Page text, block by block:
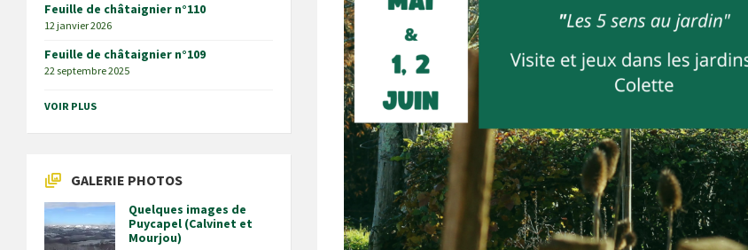
Feuille de châtaignier n°110
12 janvier 2026
Feuille de châtaignier n°109
22 septembre 2025
VOIR PLUS
GALERIE PHOTOS
Quelques images de
Puycapel (Calvinet et
Mourjou)